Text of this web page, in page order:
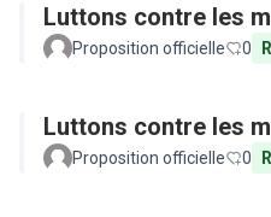
Luttons contre les
Proposition officielle 0
Luttons contre les
Proposition officielle 0